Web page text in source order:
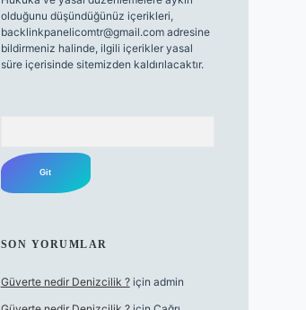
olduğunu düşündüğünüz içerikleri,
backlinkpanelicomtr@gmail.comadresine
bildirmeniz halinde, ilgili içerikler yasal
süre içerisinde sitemizden kaldırılacaktır.
SON YORUMLAR
Güverte nedir Denizcilik ?için admin